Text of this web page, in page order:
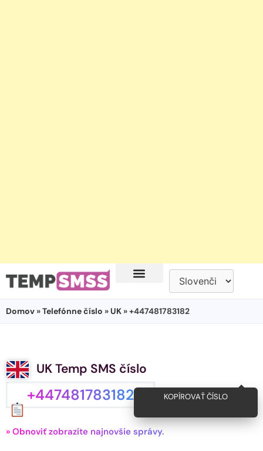
Domov »Telefónne číslo »UK » +447481783182
UK Temp SMS číslo
+447481783182 KOPÍROVAŤ ČÍSLO
» Obnoviť zobrazíte najnovšie správy.